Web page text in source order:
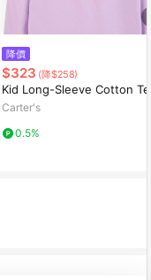
降價
$323 (降$258)
Kid Long-Sleeve Cotton Tee
Carter's
0.5%